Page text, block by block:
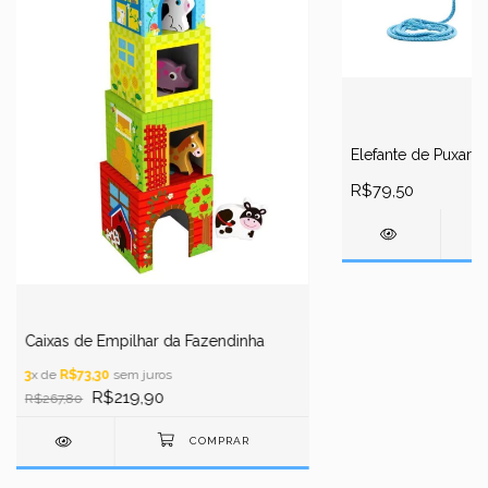
Caixas de Empilhar da Fazendinha
3x de R$73,30 sem juros
R$267,80
R$219,90
Elefante de Puxar
R$79,50